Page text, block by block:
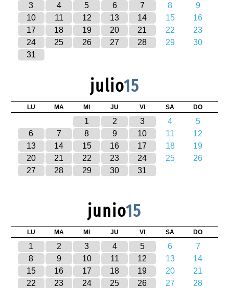
3
4 5 6 7 8
9
10
11 12 13 14 15
16
17
18 19 20 21 22
23
24
25 26 27 28 29
30
31
julio15
LU MA MI JU VI SA DO
1 2 3 4
5
6
7 8 9 10 11
12
13
14 15 16 17 18
19
20
21 22 23 24 25
26
27
28 29 30 31
junio15
LU MA MI JU VI SA DO
1 2 3 4 5 6
7
8
9 10 11 12 13
14
15
16 17 18 19 20
21
22
23 24 25 26 27
28